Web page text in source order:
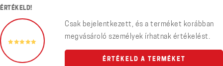
ÉRTÉKELD!
Csak bejelentkezett, és a terméket korábban
megvásároló személyek írhatnak értékelést.
ÉRTÉKELD A TERMÉKET